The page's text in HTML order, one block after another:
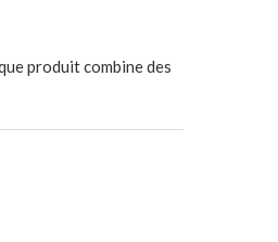
produit combine des